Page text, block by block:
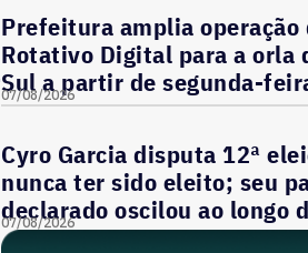
Prefeitura amplia operação
Rotativo Digital para a orla
Sul a partir de segunda-
07/08/2026
Cyro Garcia disputa 12ª
nunca ter sido eleito; seu
declarado oscilou ao longo
07/08/2026